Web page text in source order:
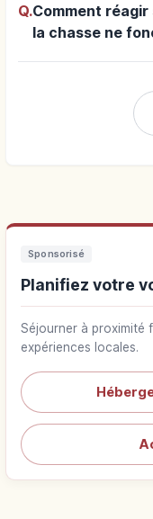
Q.Comment réagir
la chasse ne
Sponsorisé
Planifiez votre
Séjourner à proximité
expériences locales.